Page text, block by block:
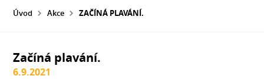
Úvod Akce ZAČÍNÁ PLAVÁNÍ.
Začíná plavání.
6.9.2021